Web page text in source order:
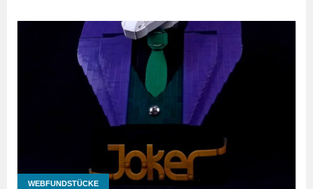
WEBFUNDSTÜCKE